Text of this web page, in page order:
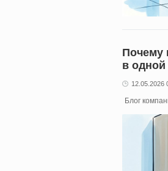
Почему
в одной
12.05.2026
Блог